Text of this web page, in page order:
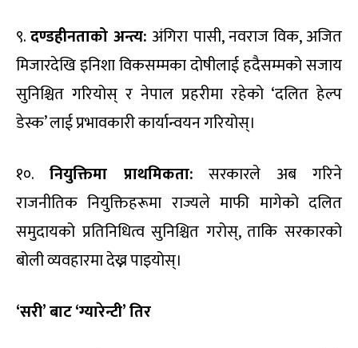
९.दण्डहीनताको अन्त्य: अंगिरा पासी, नवराज विक, अजित
मिजारदेखि इनिशा विकसम्मका दोषीलाई हदैसम्मको सजाय
सुनिश्चित गरियोस् र नेपाल प्रहरीमा रहेको ‘दलित हेल्प
डेस्क’ लाई प्रभावकारी कार्यान्वयन गरियोस्।
१०. नियुक्तिमा प्राथमिकता: सरकारले अब गरिने
राजनीतिक नियुक्तिहरूमा राज्यले माफी मागेको दलित
समुदायको प्रतिनिधित्व सुनिश्चित गरोस्, ताकि सरकारको
बोली व्यवहारमा देख्न पाइयोस्।
‘सरी’ बाट ‘ग्यारेन्टी’ तिर